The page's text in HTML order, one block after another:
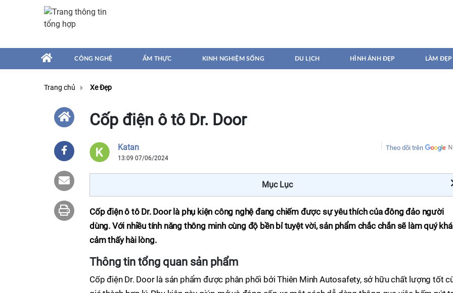
CÔNG NGHỆ ẨM THỰC KINH NGHIỆM SỐNG DU LỊCH HÌNH ẢNH ĐẸP LÀM ĐẸP
Trang chủ Xe Đẹp
Cốp điện ô tô Dr. Door
Katan
13:09 07/06/2024
Theo dõi trên
Mục Lục
Cốp điện ô tô Dr. Door là phụ kiện công nghệ đang chiếm được sự yêu thích của đông đảo người
dùng. Với nhiều tính năng thông minh cùng độ bền bỉ tuyệt vời, sản phẩm chắc chắn sẽ làm quý
cảm thấy hài lòng.
Thông tin tổng quan sản phẩm
Cốp điện Dr. Door là sản phẩm được phân phối bởi Thiên Minh Autosafety, sở hữu chất lượng tốt